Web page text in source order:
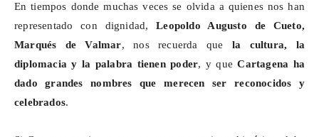
En tiempos donde muchas veces se olvida a quienes nos han
representado con dignidad,Leopoldo Augusto de Cueto,
Marqués deValmar, nos recuerda que la cultura, la
diplomacia y la palabra tienen poder, y queCartagena ha
dado grandes nombres que merecen ser reconocidos y
celebrados.